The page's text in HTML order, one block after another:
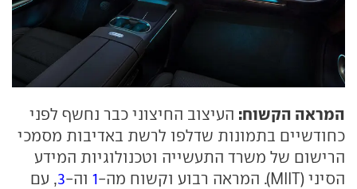
המראה הקשוח: העיצוב החיצוני כבר נחשף לפני
כחודשיים בתמונות שדלפו לרשת באדיבות מסמכי
הרישום של משרד התעשייה וטכנולוגיות המידע
הסיני (MIIT). המראה רבוע וקשוח מה-
1 וה-3, עם